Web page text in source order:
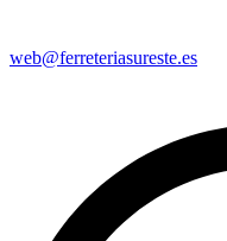
web@ferreteriasureste.es